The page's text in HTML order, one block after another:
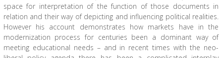
space for interpretation of the function of those documents in
relation and their way of depicting and influencing political realities.
However his account demonstrates how markets have in the
modernization process for centuries been a dominant way of
meeting educational needs – and in recent times with the neo-